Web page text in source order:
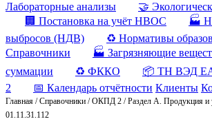
Лабораторные анализы
🤝
🏢 Постановка на учёт НВОС
🏭
выбросов (НДВ)
♻️ Нормативы
Справочники
🏭 Загрязняющие
суммации
♻️ ФККО 📦 ТН ВЭД
2
📅 Календарь отчётности Клиенты
Главная /Справочники /ОКПД 2 /Раздел A. Продукция и
01.11.31.112